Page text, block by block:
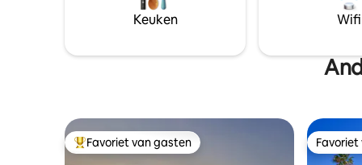
track houden of ONDERWEG STOPPEN
MET een bezoek aan onze kusten.
kooklessen op aanvraag!
Keuken Wifi
Topfavoriet van gasten
Favoriet van gasten